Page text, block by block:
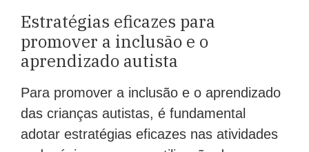
Estratégias eficazes para
promover a inclusão e o
aprendizado autista
Para promover a inclusão e o aprendizado
das crianças autistas, é fundamental
adotar estratégias eficazes nas atividades